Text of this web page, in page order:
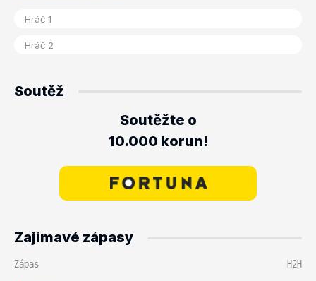
Soutěž
Soutěžte o
10.000 korun!
Zajímavé zápasy
Zápas
H2H